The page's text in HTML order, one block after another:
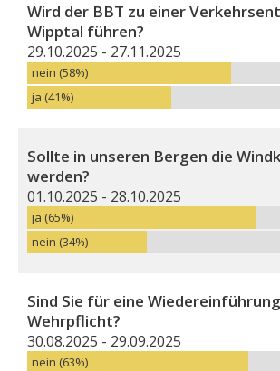
Wird der BBT zu einer
Wipptal führen?
29.10.2025 - 27.11.2025
nein (58%)
ja (41%)
Sollte in unseren Bergen die
werden?
01.10.2025 - 28.10.2025
ja (65%)
nein (34%)
Sind Sie für eine
Wehrpflicht?
30.08.2025 - 29.09.2025
nein (63%)